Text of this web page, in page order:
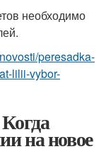
необходимо
peresadka-
lilii-vybor-
на новое